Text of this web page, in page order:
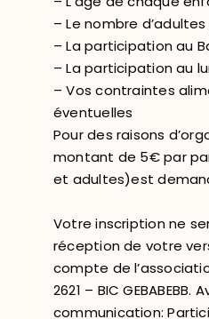
– Le nombre
– La participation au
– La participation au
– Vos contraintes
éventuelles
Pour des raisons
montant de 5€ par
et adultes)est
Votre inscription ne
réception de votre
compte de
2621 – BIC GEBABEBB​.
communication: